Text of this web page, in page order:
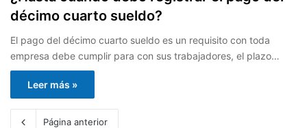
décimo cuarto sueldo?
El pago del décimo cuarto sueldo es un requisito con toda
empresa debe cumplir para con sus trabajadores, el plazo…
Leer más »
Página anterior